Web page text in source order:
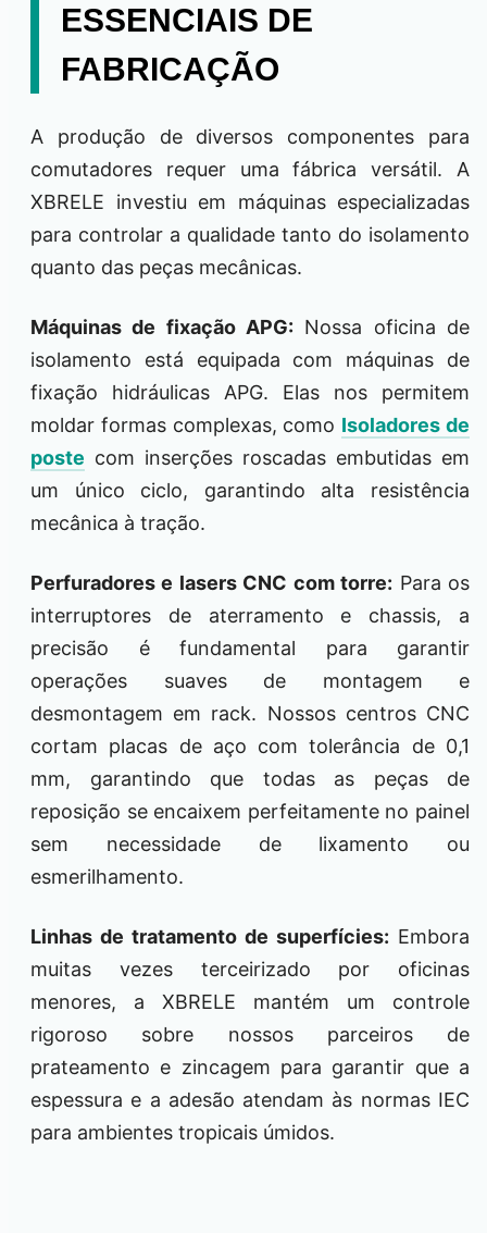
ESSENCIAIS DE
FABRICAÇÃO
A produção de diversos componentes para
comutadores requer uma fábrica versátil. A
XBRELE investiu em máquinas especializadas
para controlar a qualidade tanto do isolamento
quanto das peças mecânicas.
Máquinas de fixação APG: Nossa oficina de
isolamento está equipada com máquinas de
fixação hidráulicas APG. Elas nos permitem
moldar formas complexas, como Isoladores de
poste com inserções roscadas embutidas em
um único ciclo, garantindo alta resistência
mecânica à tração.
Perfuradores e lasers CNC com torre: Para os
interruptores de aterramento e chassis, a
precisão é fundamental para garantir
operações suaves de montagem e
desmontagem em rack. Nossos centros CNC
cortam placas de aço com tolerância de 0,1
mm, garantindo que todas as peças de
reposição se encaixem perfeitamente no painel
sem necessidade de lixamento ou
esmerilhamento.
Linhas de tratamento de superfícies: Embora
muitas vezes terceirizado por oficinas
menores, a XBRELE mantém um controle
rigoroso sobre nossos parceiros de
prateamento e zincagem para garantir que a
espessura e a adesão atendam às normas IEC
para ambientes tropicais úmidos.